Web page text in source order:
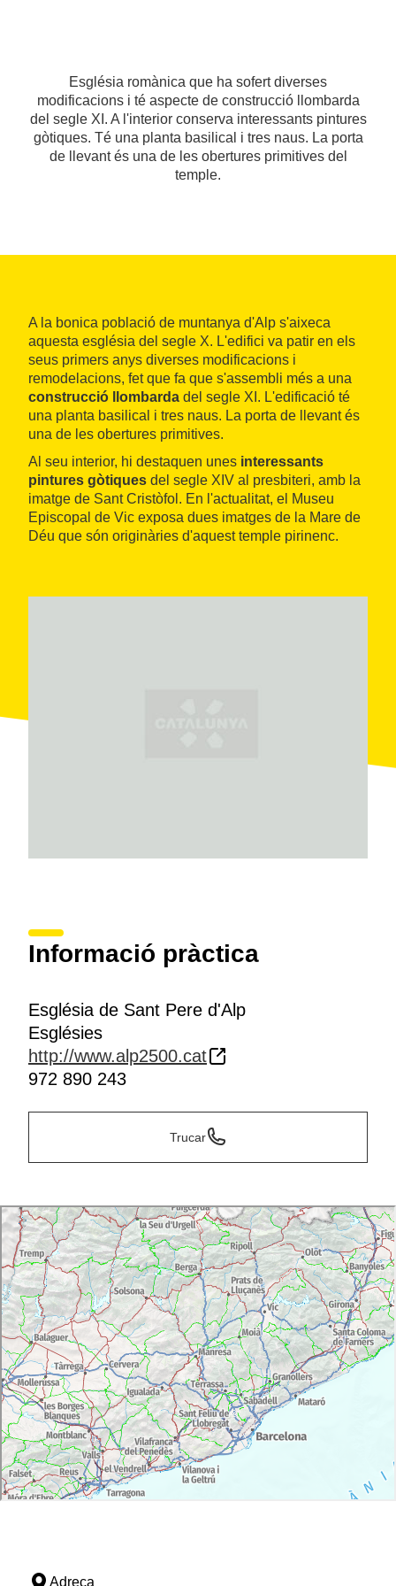
Església romànica que ha sofert diverses
modificacions i té aspecte de construcció llombarda
del segle XI. A l'interior conserva interessants pintures
gòtiques. Té una planta basilical i tres naus. La porta
de llevant és una de les obertures primitives del
temple.
A la bonica població de muntanya d'Alp s'aixeca
aquesta església del segle X. L'edifici va patir en els
seus primers anys diverses modificacions i
remodelacions, fet que fa que s'assembli més a una
construcció
llombarda del segle XI. L'edificació té
una planta basilical i tres naus. La porta de llevant és
una de les obertures primitives.
Al seu interior, hi destaquen unes interessants
pintures gòtiques del segle XIV al presbiteri, amb la
imatge de Sant Cristòfol. En l'actualitat, el Museu
Episcopal de Vic exposa dues imatges de la Mare de
Déu que són originàries d'aquest temple pirinenc.
Informació pràctica
Església de Sant Pere d'Alp
Esglésies
http://www.alp2500.cat
972 890 243
Trucar
Adreça